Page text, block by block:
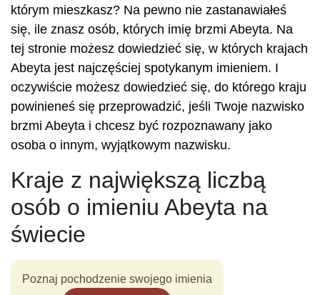
którym mieszkasz? Na pewno nie zastanawiałeś
się, ile znasz osób, których imię brzmi Abeyta. Na
tej stronie możesz dowiedzieć się, w których krajach
Abeyta jest najczęściej spotykanym imieniem. I
oczywiście możesz dowiedzieć się, do którego kraju
powinieneś się przeprowadzić, jeśli Twoje nazwisko
brzmi Abeyta i chcesz być rozpoznawany jako
osoba o innym, wyjątkowym nazwisku.
Kraje z największą liczbą
osób o imieniu Abeyta na
świecie
Poznaj pochodzenie swojego imienia